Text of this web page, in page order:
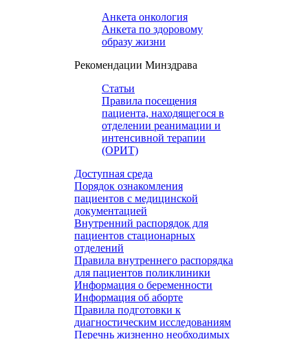
Анкета онкология
Анкета по здоровому
образу жизни
Рекомендации Минздрава
Статьи
Правила посещения
пациента, находящегося в
отделении реанимации и
интенсивной терапии
(ОРИТ)
Доступная среда
Порядок ознакомления
пациентов с медицинской
документацией
Внутренний распорядок для
пациентов стационарных
отделений
Правила внутреннего распорядка
для пациентов поликлиники
Информация о беременности
Информация об аборте
Правила подготовки к
диагностическим исследованиям
Перечнь жизненно необходимых